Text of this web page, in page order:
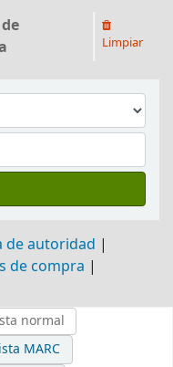
Limpiar
de autoridad
de compra
normal
MARC